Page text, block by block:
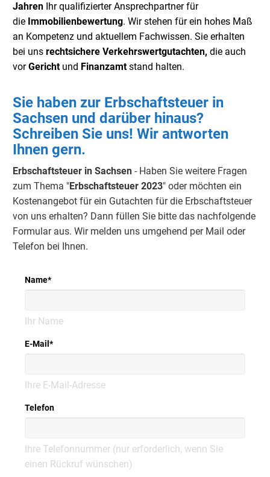
Jahren Ihr qualifizierter Ansprechpartner für
die Immobilienbewertung. Wir stehen für ein hohes Maß
an Kompetenz und aktuellem Fachwissen. Sie erhalten
bei uns rechtsichere Verkehrswertgutachten, die auch
vorGerichtund Finanzamtstand halten.
Sie haben zur Erbschaftsteuer in
Sachsen und darüber hinaus?
Schreiben Sie uns! Wir antworten
Ihnen gern.
Erbschaftsteuer in Sachsen - Haben Sie weitere Fragen
zum Thema "Erbschaftsteuer 2023" oder möchten ein
Kostenangebot für ein Gutachten für die Erbschaftsteuer
von uns erhalten? Dann füllen Sie bitte das nachfolgende
Formular aus. Wir melden uns umgehend per Mail oder
Telefon bei Ihnen.
Name*
Ihr Name
E-Mail *
Ihre E-Mail-Adresse
Telefon
Ihre Telefonnummer (nur erforderlich, wenn Sie
einen Rückruf wünschen)